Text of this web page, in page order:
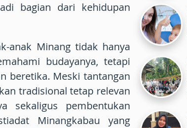
bagian dari kehidupan
anak Minang tidak hanya
budayanya, tetapi
beretika. Meski tantangan
tradisional tetap relevan
sekaligus pembentukan
Minangkabau yang